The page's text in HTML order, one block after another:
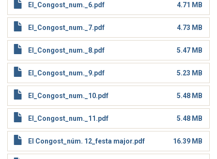
El_Congost_num._6.pdf 4.71 MB
El_Congost_num._7.pdf 4.73 MB
El_Congost_num._8.pdf 5.47 MB
El_Congost_num._9.pdf 5.23 MB
El_Congost_num._10.pdf 5.48 MB
El_Congost_num._11.pdf 5.48 MB
El Congost_núm. 12_festa major.pdf 16.39 MB